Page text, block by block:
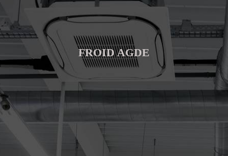
FROID AGDE